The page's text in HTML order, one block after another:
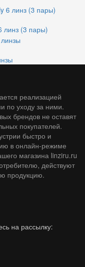
линз (3 пары)
реализацией
по уходу за ними.
брендов не оставят
покупателей.
быстро и
в онлайн-режиме
магазина linziru.ru
действуют
продукцию.
на рассылку: